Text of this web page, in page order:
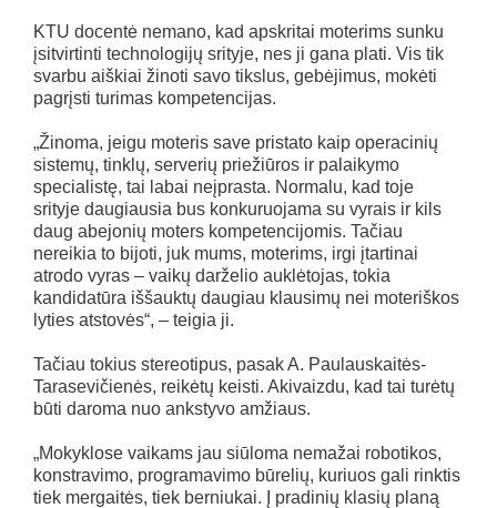
KTU docentė nemano, kad apskritai moterims sunku
įsitvirtinti technologijų srityje, nes ji gana plati. Vis tik
svarbu aiškiai žinoti savo tikslus, gebėjimus, mokėti
pagrįsti turimas kompetencijas.
„Žinoma, jeigu moteris save pristato kaip operacinių
sistemų, tinklų, serverių priežiūros ir palaikymo
specialistę, tai labai neįprasta. Normalu, kad toje
srityje daugiausia bus konkuruojama su vyrais ir kils
daug abejonių moters kompetencijomis. Tačiau
nereikia to bijoti, juk mums, moterims, irgi įtartinai
atrodo vyras – vaikų darželio auklėtojas, tokia
kandidatūra iššauktų daugiau klausimų nei moteriškos
lyties atstovės“, – teigia ji.
Tačiau tokius stereotipus, pasak A. Paulauskaitės-
Tarasevičienės, reikėtų keisti. Akivaizdu, kad tai turėtų
būti daroma nuo ankstyvo amžiaus.
„Mokyklose vaikams jau siūloma nemažai robotikos,
konstravimo, programavimo būrelių, kuriuos gali rinktis
tiek mergaitės, tiek berniukai. Į pradinių klasių planą